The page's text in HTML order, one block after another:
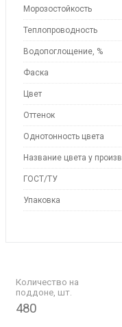
Морозостойкость
Теплопроводность
Водопоглощение, %
Фаска
Цвет
Оттенок
Однотонность цвета
Название цвета у
ГОСТ/ТУ
Упаковка
Количество на
поддоне, шт.
480